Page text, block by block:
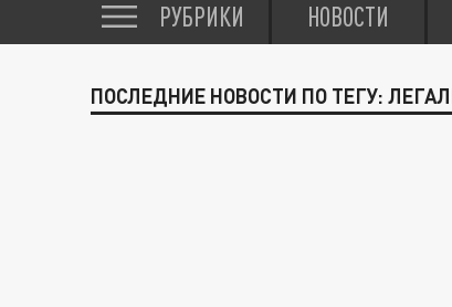
РУБРИКИ НОВОСТИ
ПОСЛЕДНИЕ НОВОСТИ ПО ТЕГУ: